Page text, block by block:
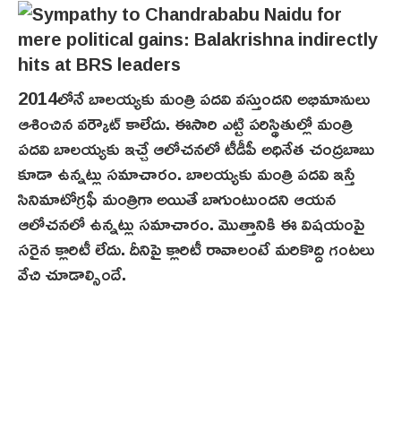
2014లోనే బాలయ్యకు మంత్రి పదవి వస్తుందని అభిమానులు
ఆశించిన వర్కౌట్ కాలేదు. ఈసారి ఎట్టి పరిస్థితుల్లో మంత్రి
పదవి బాలయ్యకు ఇచ్చే ఆలోచనలో టీడీపీ అధినేత చంద్రబాబు
కూడా ఉన్నట్లు సమాచారం. బాలయ్యకు మంత్రి పదవి ఇస్తే
సినిమాటోగ్రఫీ మంత్రిగా అయితే బాగుంటుందని ఆయన
ఆలోచనలో ఉన్నట్లు సమాచారం. మొత్తానికి ఈ విషయంపై
సరైన క్లారిటీ లేదు. దీనిపై క్లారిటీ రావాలంటే మరికొద్ది గంటలు
వేచి చూడాల్సిందే.